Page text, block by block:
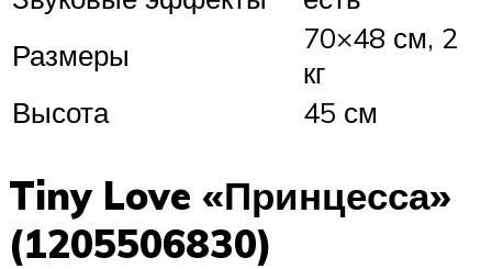
Размеры
70×48 см, 2
кг
Высота
45 см
Tiny Love «Принцесса»
(1205506830)